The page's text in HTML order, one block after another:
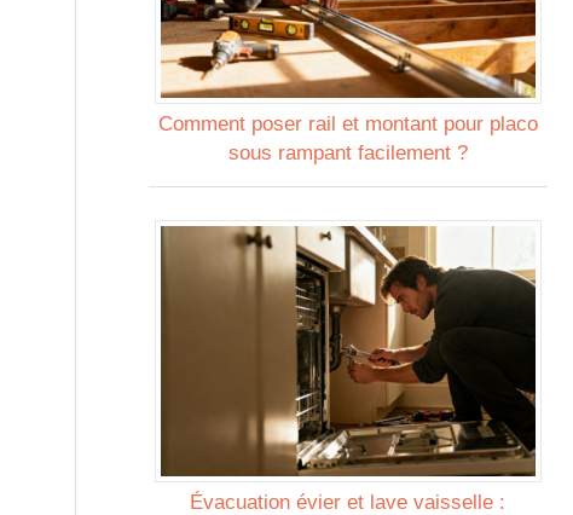
Comment poser rail et montant pour placo
sous rampant facilement ?
Évacuation évier et lave vaisselle :